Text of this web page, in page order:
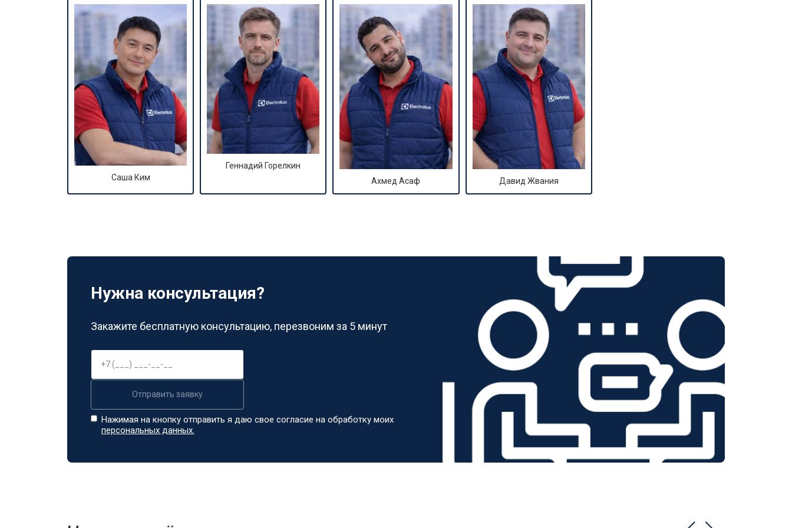
Замена подшипников от 90 мин от 2800 ₽
Замена мотора от 70 мин от 3800 ₽
Ремонт/замена датчика температуры от 70 мин от 2200 ₽
Замена ТЭН от 50 мин от 2300 ₽
от 2150 ₽
Замена прессостата от 3350 ₽ Заказать
Замена сливного насоса от 3450 ₽ Заказать
Замена сливного шланга от 50 мин Заказать
от 3800 ₽ Заказать
Саша Ким
Геннадий Горелкин
Ахмед Асаф
Давид Жвания
Нужна консультация?
Закажите бесплатную консультацию, перезвоним за 5 минут
Отправить заявку
Нажимая на кнопку отправить я даю свое согласие на обработку моих
персональных данных.